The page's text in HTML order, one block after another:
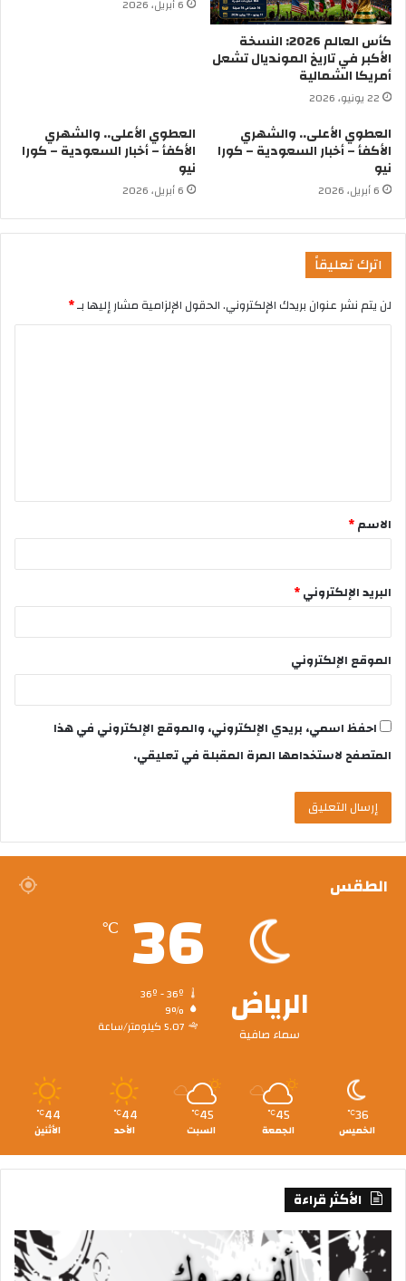
كأس العالم 2026: النسخة
الأكبر في تاريخ المونديال تشعل
أمريكا الشمالية
22 يونيو، 2026
6 أبريل، 2026
العطوي الأعلى.. والشهري
الأكفأ – أخبار السعودية – كورا
نيو
6 أبريل، 2026
العطوي الأعلى.. والشهري
الأكفأ – أخبار السعودية – كورا
نيو
6 أبريل، 2026
اترك تعليقاً
لن يتم نشر عنوان بريدك الإلكتروني.الحقول الإلزامية مشار إليها بـ*
الاسم*
البريد الإلكتروني*
الموقع الإلكتروني
احفظ اسمي، بريدي الإلكتروني، والموقع الإلكتروني في هذا
المتصفح لاستخدامها المرة المقبلة في تعليقي.
الطقس
الرياض
سماء صافية
36
℃
9%
5.07 كيلومتر/ساعة
36
℃
الخميس
45
℃
الجمعة
45
℃
السبت
44
℃
الأحد
44
℃
الأثنين
الأكثر قراءة